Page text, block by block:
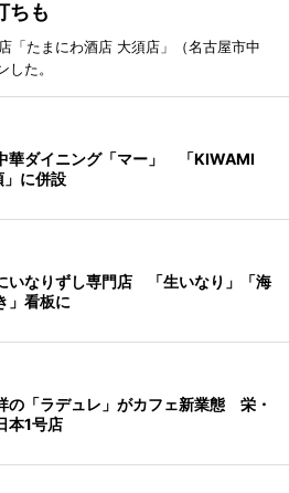
ちも
「たまにわ酒店 大須店」（名古屋市中
た。
華ダイニング「マー」 「KIWAMI
」に併設
いなりずし専門店 「生いなり」「海
」看板に
の「ラデュレ」がカフェ新業態 栄・
本1号店